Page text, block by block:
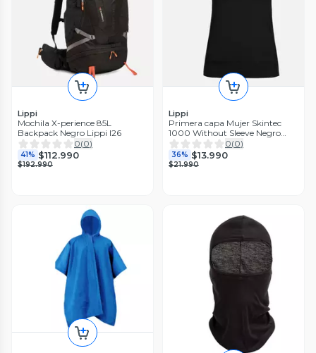
Lippi
Mochila X-perience 85L
Backpack Negro Lippi I26
0(0)
41% $112.990
$192.990
Lippi
Primera capa Mujer Skintec
1000 Without Sleeve Negro
Lippi
0(0)
36% $13.990
$21.990